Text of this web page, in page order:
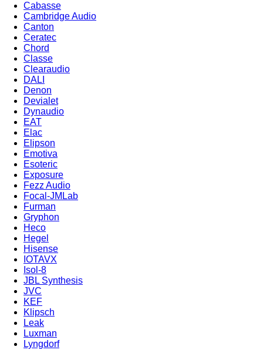
Cabasse
Cambridge Audio
Canton
Ceratec
Chord
Classe
Clearaudio
DALI
Denon
Devialet
Dynaudio
EAT
Elac
Elipson
Emotiva
Esoteric
Exposure
Fezz Audio
Focal-JMLab
Furman
Gryphon
Heco
Hegel
Hisense
IOTAVX
Isol-8
JBL Synthesis
JVC
KEF
Klipsch
Leak
Luxman
Lyngdorf